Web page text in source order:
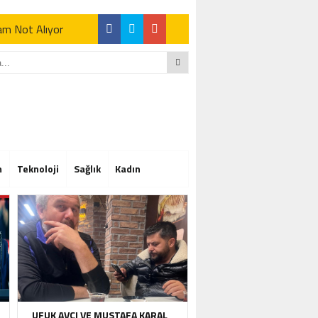
Not Alıyor
Not Alıyor
Teknoloji Sağlık Kadın
UFUK AVCI VE MUSTAFA KARAL